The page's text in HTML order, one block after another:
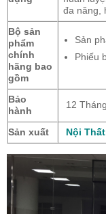
đa năng,
Bộ sản
phẩm
chính
hãng bao
gồm
Sản
Phiếu
Bảo
hành
12 Tháng
Sản xuất Nội